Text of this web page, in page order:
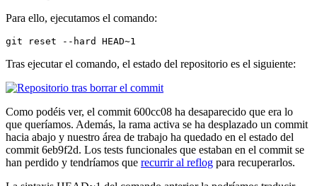
Para ello, ejecutamos el comando:
git reset --hard HEAD~1
Tras ejecutar el comando, el estado del repositorio es el siguiente:
Como podéis ver, el commit 600cc08 ha desaparecido que era lo
que queríamos. Además, la rama activa se ha desplazado un commit
hacia abajo y nuestro área de trabajo ha quedado en el estado del
commit 6eb9f2d. Los tests funcionales que estaban en el commit se
han perdido y tendríamos que recurrir al reflog para recuperarlos.